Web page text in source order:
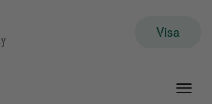
Visa